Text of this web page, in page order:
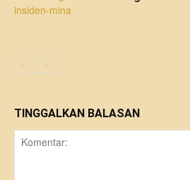
TINGGALKAN BALASAN